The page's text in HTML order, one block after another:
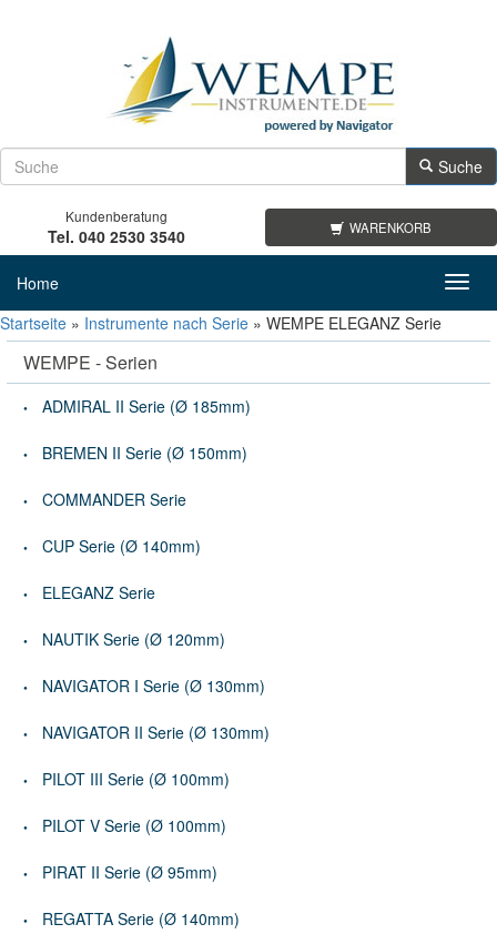
Suche
Kundenberatung
Tel. 040 2530 3540 WARENKORB
Home
Startseite » Instrumente nach Serie » WEMPE ELEGANZ Serie
WEMPE - Serien
ADMIRAL II Serie (Ø 185mm)
BREMEN II Serie (Ø 150mm)
COMMANDER Serie
CUP Serie (Ø 140mm)
ELEGANZ Serie
NAUTIK Serie (Ø 120mm)
NAVIGATOR I Serie (Ø 130mm)
NAVIGATOR II Serie (Ø 130mm)
PILOT III Serie (Ø 100mm)
PILOT V Serie (Ø 100mm)
PIRAT II Serie (Ø 95mm)
REGATTA Serie (Ø 140mm)